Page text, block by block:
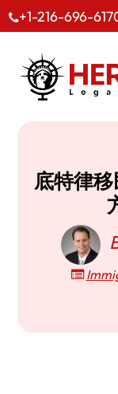
+1-216-696-
底特律